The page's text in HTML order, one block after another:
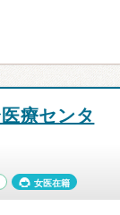
療センタ
女医在籍